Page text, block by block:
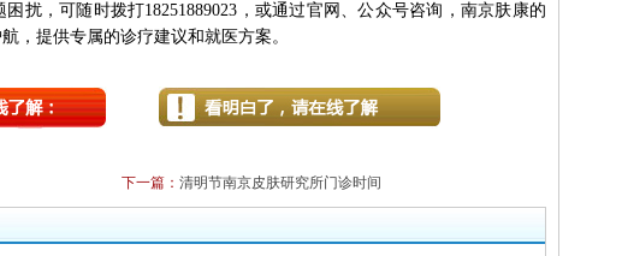
扰，可随时拨打18251889023，或通过官网、公众号咨询，南京肤康的
，提供专属的诊疗建议和就医方案。
下一篇： 清明节南京皮肤研究所门诊时间